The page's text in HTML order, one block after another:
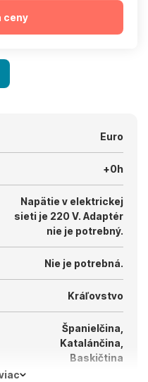
ceny
Euro
+0h
Napätie v elektrickej
sieti je 220 V. Adaptér
nie je potrebný.
Nie je potrebná.
Kráľovstvo
Španielčina,
Katalánčina,
Baskičtina